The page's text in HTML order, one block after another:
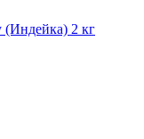
2 кг